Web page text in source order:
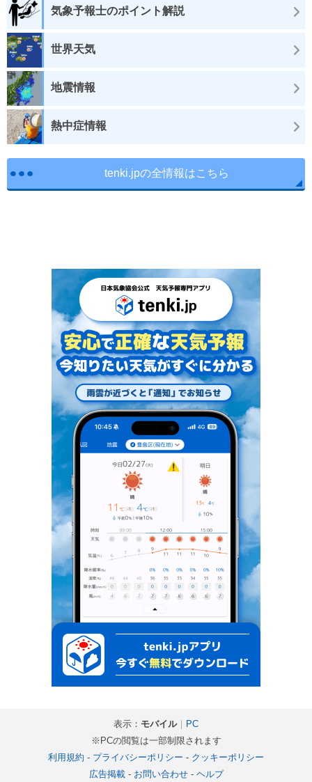
気象予報士のポイント解説
世界天気
地震情報
熱中症情報
tenki.jpの全情報はこちら
表示： モバイル｜ PC
※PCの閲覧は一部制限されます
利用規約 - プライバシーポリシー - クッキーポリシー
広告掲載- お問い合わせ- ヘルプ